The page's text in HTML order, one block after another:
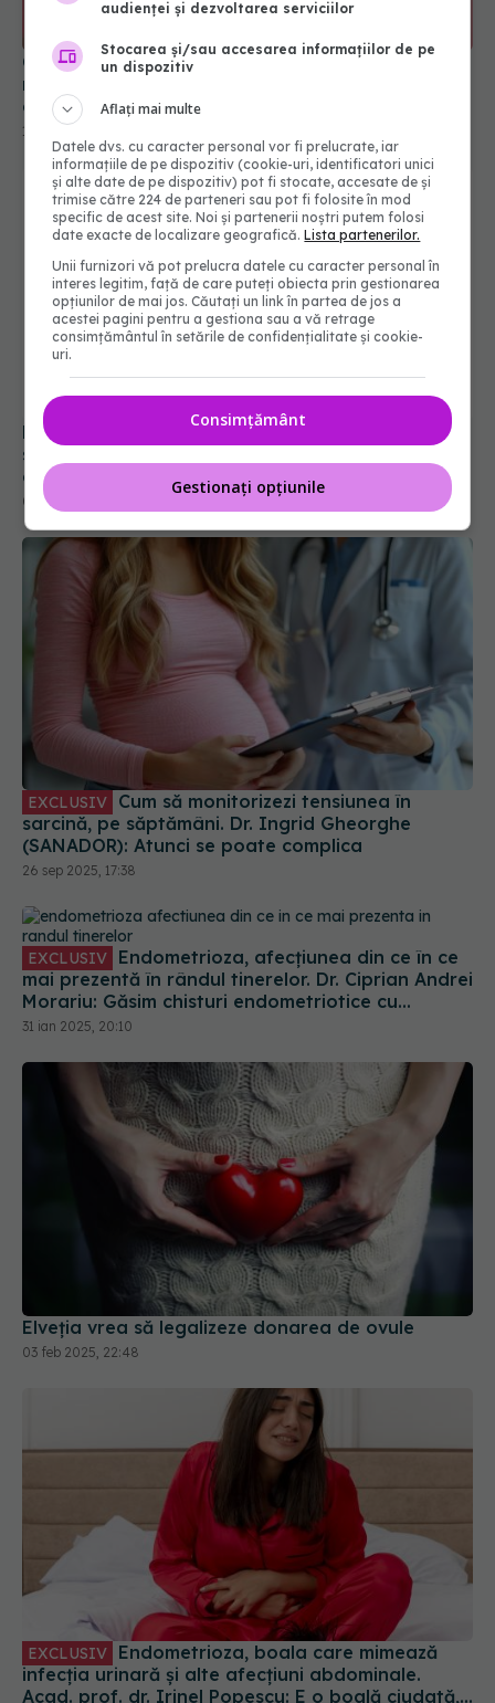
19 mai 2025, 10:54
De ce aleg medicii să congeleze embrionii? Noua
copil
07 iul 2026, 19:43
EXCLUSIV
sarcină, pe săptămâni. Dr. Ingrid Gheorghe
(SANADOR): Atunci se poate complica
26 sep 2025, 17:38
EXCLUSIV Endometrioza, afecțiunea din ce în ce
Morariu: Găsim chisturi endometriotice cu
dimensiuni și volum crescut
31 ian 2025, 20:10
Elveţia vrea să legalizeze donarea de ovule
EXCLUSIV
infecția urinară și alte afecțiuni abdominale.
Acad. prof. dr. Irinel Popescu: E o boală ciudată,
misterioasă
30 iul 2024, 22:57
audienței și dezvoltarea serviciilor
Stocarea și/sau accesarea informațiilor de pe
un dispozitiv
Aflați mai multe
Datele dvs. cu caracter personal vor fi prelucrate, iar
informațiile de pe dispozitiv (cookie-uri, identificatori unici
și alte date de pe dispozitiv) pot fi stocate, accesate de și
trimise către 224 de parteneri sau pot fi folosite în mod
specific de acest site. Noi și partenerii noștri putem folosi
date exacte de localizare geografică.Lista partenerilor.
Unii furnizori vă pot prelucra datele cu caracter personal în
interes legitim, față de care puteți obiecta prin gestionarea
opțiunilor de mai jos. Căutați un link în partea de jos a
acestei pagini pentru a gestiona sau a vă retrage
consimțământul în setările de confidențialitate și cookie-
uri.
Consimțământ
Gestionați opțiunile